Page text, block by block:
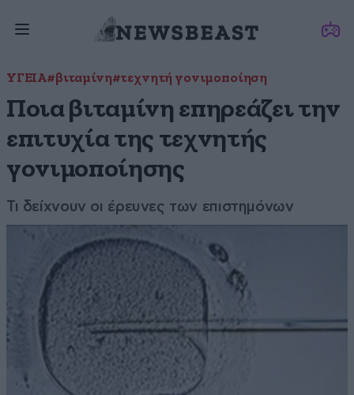
ΥΓΕΙΑ#βιταμίνη#τεχνητή γονιμοποίηση
Ποια βιταμίνη επηρεάζει την
επιτυχία της τεχνητής
γονιμοποίησης
Τι δείχνουν οι έρευνες των επιστημόνων